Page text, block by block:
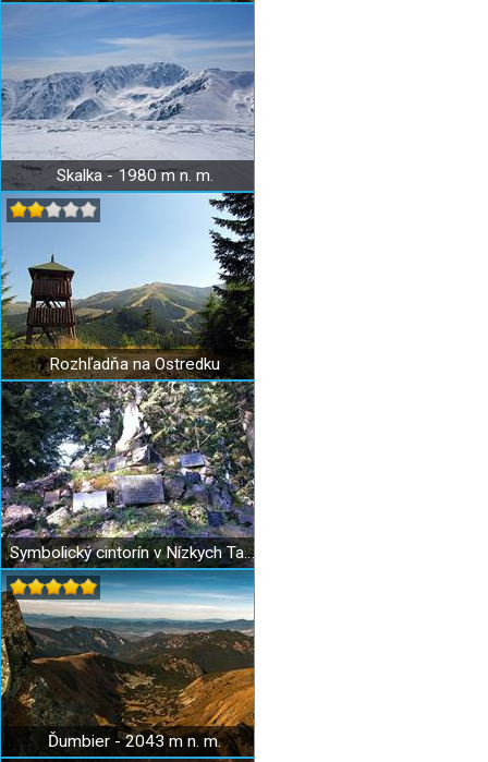
Skalka - 1980 m n. m.
Rozhľadňa na Ostredku
Symbolický cintorín v Nízkych Tatrách
Ďumbier - 2043 m n. m.